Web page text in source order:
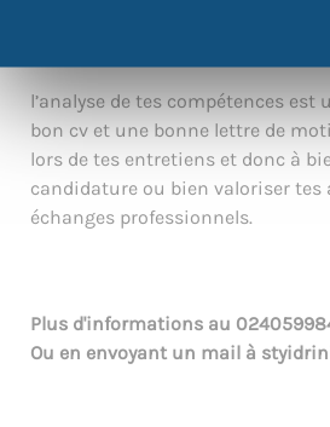
l’analyse de tes compétences est
bon cv et une bonne lettre de
lors de tes entretiens et donc à
candidature ou bien valoriser tes
échanges professionnels.
Plus d'informations au
Ou en envoyant un mail à